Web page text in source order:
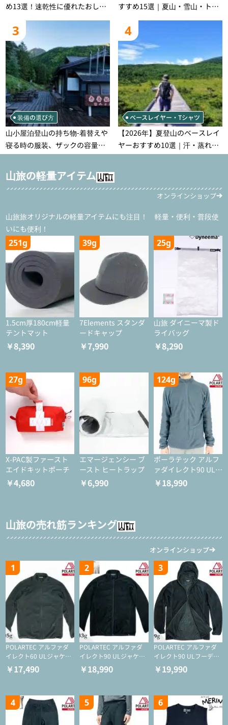
め13選！速乾性に優れたおしゃ
れなモデルを徹底紹介！
すすめ15選｜夏山・雪山・トレ
ラン別、シーンで選ぶ失敗しな
い一本
3
装備の選び方
山小屋泊登山の持ち物‐着替えや
寝る時の服装、ザックの容量な
どを徹底紹介！1泊2日、2泊3日
用のリスト付き
4
ベースレイヤー・Tシャツ
【2026年】夏登山のベースレイ
ヤーおすすめ10選｜汗・蒸れ・
汗冷え対策に効く選び方
山旅の軽量アイテム
オンラインショップ
山旅旅オリジナルの軽量アイテムにも注目！ 軽量・便利・普段使
いにも便利！
251g
1.5cm厚180cm軽量
テントマット
￥8,390
39g
7Elements スタンダ
ードキャップ
￥7,990
25g
山旅 ダイニーマ製ド
ライバッグ
￥8,290
27g
X-PAC製ファースト
エイドキットポーチ
￥4,680
96g
エマージェンシー ブ
ースト ヒートラップ
￥6,990
124g
ポーラテック アルフ
ァダイレクト90 ULジ
ャケット
￥18,990
山旅の売れ筋ランキング
オンラインショップ
1
POLARTEC アルファダ
イレクト60 ULジャケッ
ト（登山/ミドルレイヤ
ー/化繊ジャケット）
￥17,490
2
POLARTEC アルファダ
イレクト90 ULジャケッ
ト（アクティブインサレ
ーション/ミドルレイヤ
￥18,990
3
POLARTEC アルファダ
イレクト90 ULフーディ
（アクティブインサレー
ション/ミドルレイヤー/
￥19,990
4 5 6